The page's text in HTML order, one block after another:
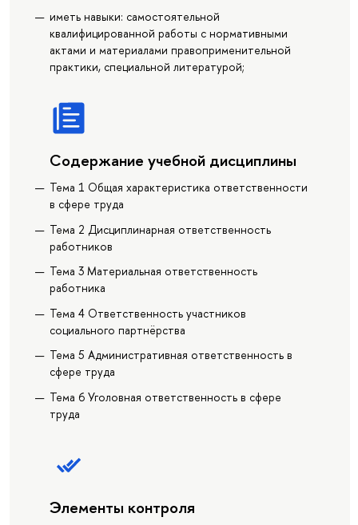
иметь навыки: самостоятельной
квалифицированной работы с нормативными
актами и материалами правоприменительной
практики, специальной литературой;
Содержание учебной дисциплины
Тема 1 Общая характеристика ответственности
в сфере труда
Тема 2 Дисциплинарная ответственность
работников
Тема 3 Материальная ответственность
работника
Тема 4 Ответственность участников
социального партнёрства
Тема 5 Административная ответственность в
сфере труда
Тема 6 Уголовная ответственность в сфере
труда
Элементы контроля